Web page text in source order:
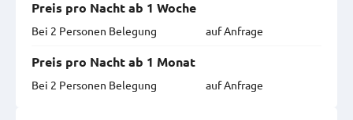
Preis pro Nacht ab 1 Woche
Bei 2 Personen Belegung
auf Anfrage
Preis pro Nacht ab 1 Monat
Bei 2 Personen Belegung
auf Anfrage